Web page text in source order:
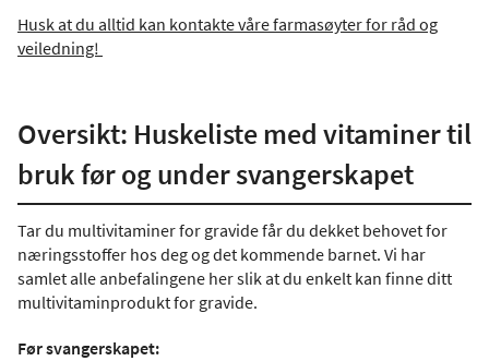
Husk at du alltid kan kontakte våre farmasøyter for råd og
veiledning!
Oversikt: Huskeliste med vitaminer til
bruk før og under svangerskapet
Tar du multivitaminer for gravide får du dekket behovet for
næringsstoffer hos deg og det kommende barnet. Vi har
samlet alle anbefalingene her slik at du enkelt kan finne ditt
multivitaminprodukt for gravide.
Før svangerskapet: